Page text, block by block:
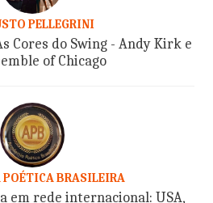
PELLEGRINI
Cores do Swing - Andy Kirk e
of Chicago
BRASILEIRA
em rede internacional: USA,